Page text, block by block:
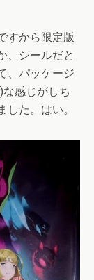
すから限定版
、シールだと
、パッケージ
感じがしち
た。はい。